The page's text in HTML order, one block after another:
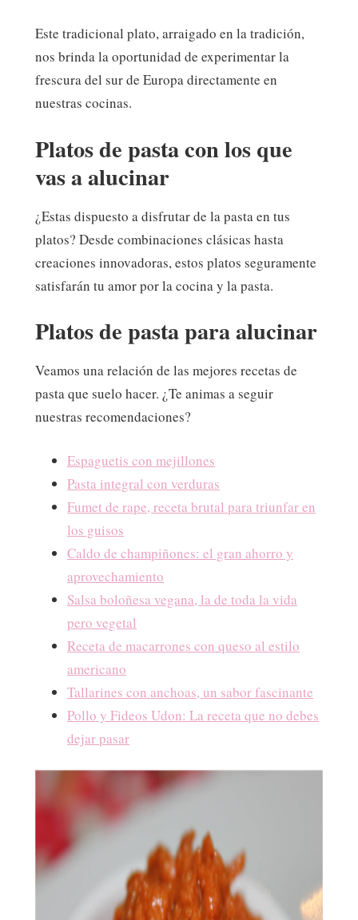
Este tradicional plato, arraigado en la tradición,
nos brinda la oportunidad de experimentar la
frescura del sur de Europa directamente en
nuestras cocinas.
Platos de pasta con los que
vas a alucinar
¿Estas dispuesto a disfrutar de la pasta en tus
platos? Desde combinaciones clásicas hasta
creaciones innovadoras, estos platos seguramente
satisfarán tu amor por la cocina y la pasta.
Platos de pasta para alucinar
Veamos una relación de las mejores recetas de
pasta que suelo hacer. ¿Te animas a seguir
nuestras recomendaciones?
Espaguetis con mejillones
Pasta integral con verduras
Fumet de rape, receta brutal para triunfar en
los guisos
Caldo de champiñones: el gran ahorro y
aprovechamiento
Salsa boloñesa vegana, la de toda la vida
pero vegetal
Receta de macarrones con queso al estilo
americano
Tallarines con anchoas, un sabor fascinante
Pollo y Fideos Udon: La receta que no debes
dejar pasar